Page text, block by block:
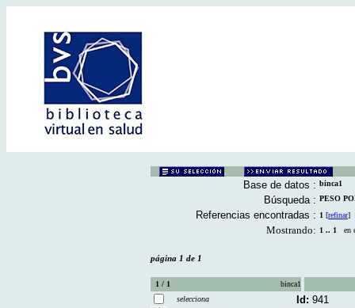
Base de datos : binca1
Búsqueda : PESO
Referencias encontradas : 1 [refinar]
Mostrando: 1 .. 1 en
página 1 de 1
1 / 1
binca1
selecciona
Id: 941